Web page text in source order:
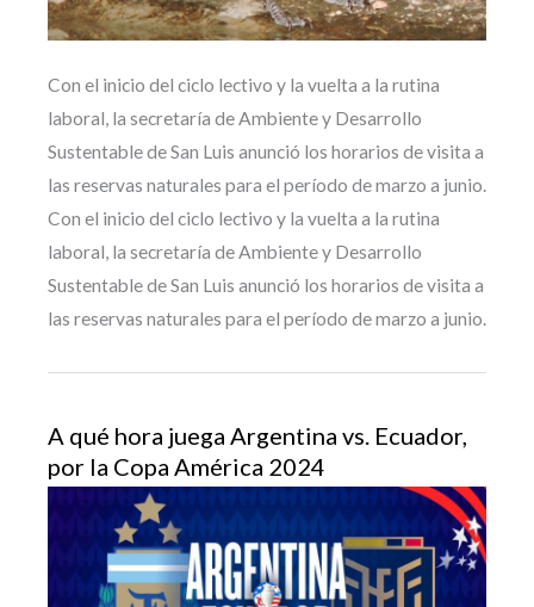
Con el inicio del ciclo lectivo y la vuelta a la rutina
laboral, la secretaría de Ambiente y Desarrollo
Sustentable de San Luis anunció los horarios de visita a
las reservas naturales para el período de marzo a junio.
Con el inicio del ciclo lectivo y la vuelta a la rutina
laboral, la secretaría de Ambiente y Desarrollo
Sustentable de San Luis anunció los horarios de visita a
las reservas naturales para el período de marzo a junio.
A qué hora juega Argentina vs. Ecuador,
por la Copa América 2024